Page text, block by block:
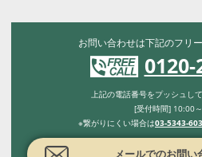
お問い合わせは下記のフリ
0120-
上記の電話番号をプッシュし
[受付時間] 10:00
※繋がりにくい場合は03-5343-